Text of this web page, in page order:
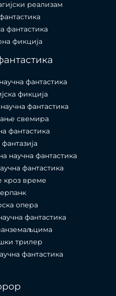
реализам
фантастика
фикција
фантастика
фикција
фантастика
свемира
фантастика
научна фантастика
фантастика
кроз време
опера
фантастика
трилер
фантастика